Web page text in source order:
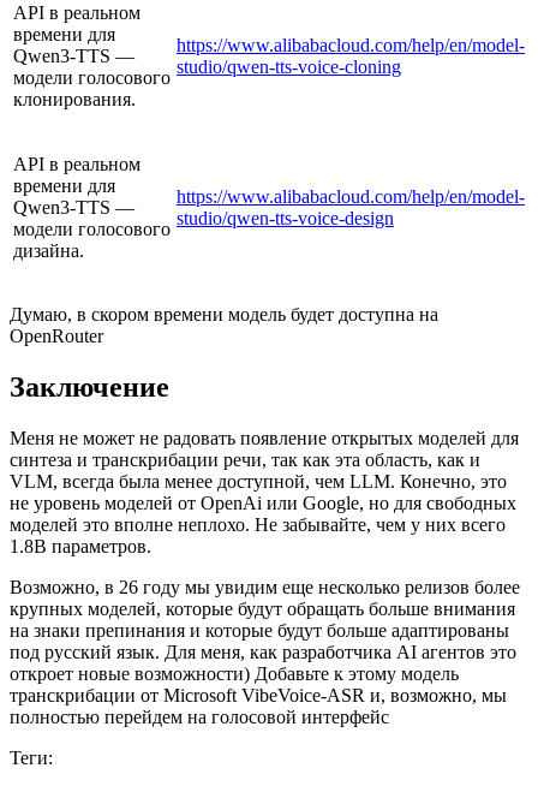
API в реальном
времени для
Qwen3-TTS —
модели голосового
клонирования.
https://www.alibabacloud.com/help/en/model-
studio/qwen-tts-voice-cloning
API в реальном
времени для
Qwen3-TTS —
модели голосового
дизайна.
https://www.alibabacloud.com/help/en/model-
studio/qwen-tts-voice-design
Думаю, в скором времени модель будет доступна на
OpenRouter
Заключение
Меня не может не радовать появление открытых моделей для
синтеза и транскрибации речи, так как эта область, как и
VLM, всегда была менее доступной, чем LLM. Конечно, это
не уровень моделей от OpenAi или Google, но для свободных
моделей это вполне неплохо. Не забывайте, чем у них всего
1.8B параметров.
Возможно, в 26 году мы увидим еще несколько релизов более
крупных моделей, которые будут обращать больше внимания
на знаки препинания и которые будут больше адаптированы
под русский язык. Для меня, как разработчика AI агентов это
откроет новые возможности) Добавьте к этому модель
транскрибации от Microsoft VibeVoice-ASR и, возможно, мы
полностью перейдем на голосовой интерфейс
Теги: